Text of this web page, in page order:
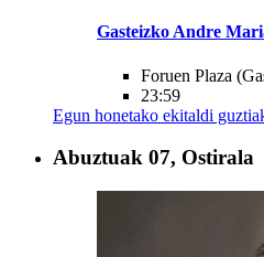
Gasteizko Andre
Foruen Plaza
23:59
Egun honetako ekitaldi
Abuztuak 07, Ostirala